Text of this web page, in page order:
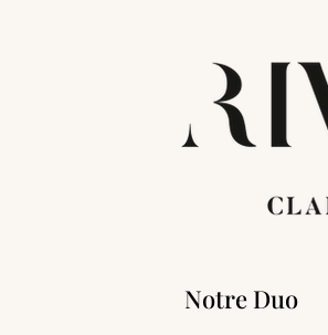
Notre Duo